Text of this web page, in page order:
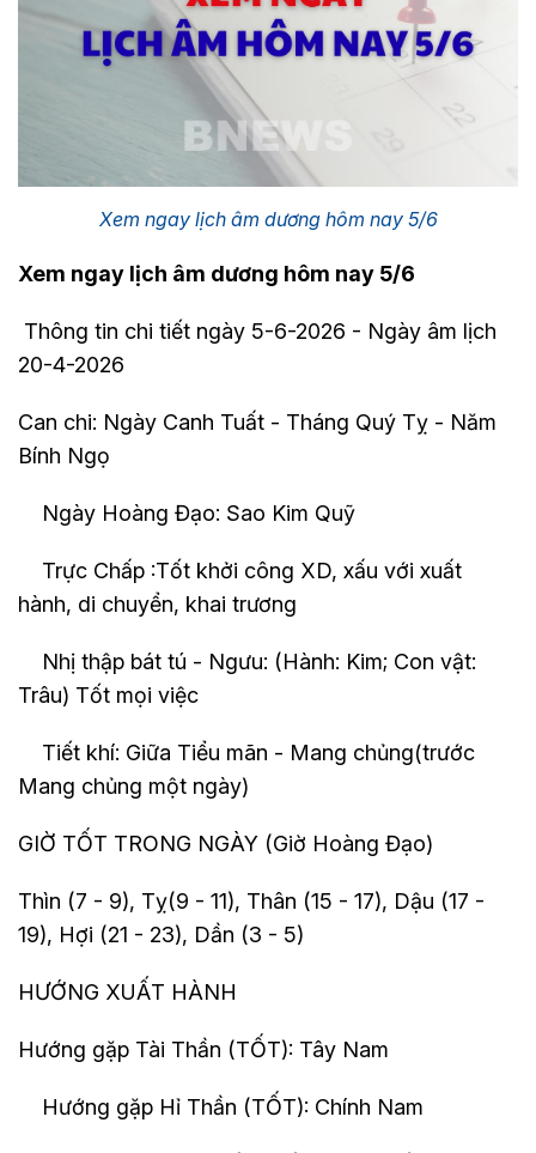
Xem ngay lịch âm dương hôm nay 5/6
Xem ngay lịch âm dương hôm nay 5/6
Thông tin chi tiết ngày 5-6-2026 - Ngày âm lịch
20-4-2026
Can chi: Ngày Canh Tuất - Tháng Quý Tỵ - Năm
Bính Ngọ
Ngày Hoàng Đạo: Sao Kim Quỹ
Trực Chấp :Tốt khởi công XD, xấu với xuất
hành, di chuyển, khai trương
Nhị thập bát tú - Ngưu: (Hành: Kim; Con vật:
Trâu) Tốt mọi việc
Tiết khí: Giữa Tiểu mãn - Mang chủng(trước
Mang chủng một ngày)
GIỜ TỐT TRONG NGÀY (Giờ Hoàng Đạo)
Thìn (7 - 9), Tỵ(9 - 11), Thân (15 - 17), Dậu (17 -
19), Hợi (21 - 23), Dần (3 - 5)
HƯỚNG XUẤT HÀNH
Hướng gặp Tài Thần (TỐT): Tây Nam
Hướng gặp Hỉ Thần (TỐT): Chính Nam